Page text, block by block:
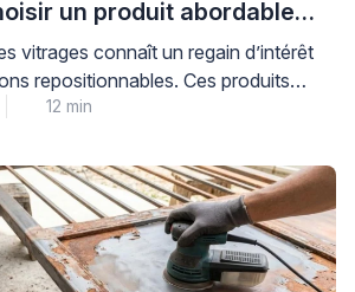
un produit abordable
vitrages connaît un regain d’intérêt
repositionnables. Ces produits
fenêtres et miroirs sans
économiques aux
Les peintures pour verre offrent
en préservant la luminosité
le choix du bon produit
des […]
12 min